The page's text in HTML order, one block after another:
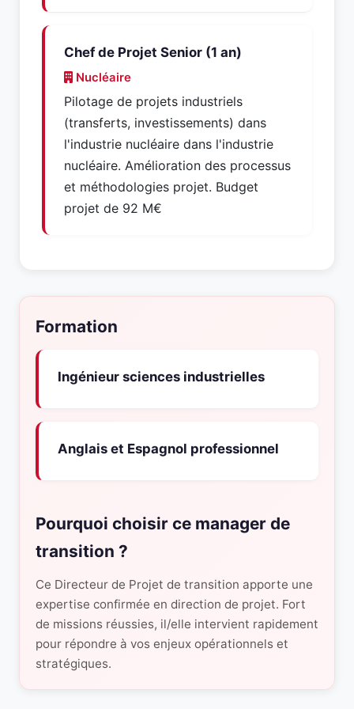
Chef de Projet Senior (1 an)
Nucléaire
Pilotage de projets industriels
(transferts, investissements) dans
l'industrie nucléaire dans l'industrie
nucléaire. Amélioration des processus
et méthodologies projet. Budget
projet de 92 M€
Formation
Ingénieur sciences industrielles
Anglais et Espagnol professionnel
Pourquoi choisir ce manager de
transition ?
Ce Directeur de Projet de transition apporte une
expertise confirmée en direction de projet. Fort
de missions réussies, il/elle intervient rapidement
pour répondre à vos enjeux opérationnels et
stratégiques.